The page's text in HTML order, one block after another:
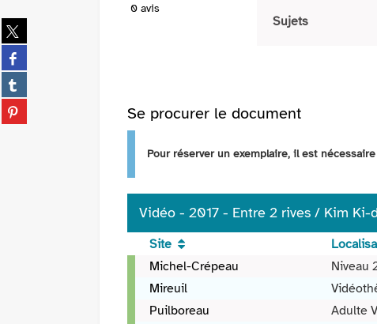
Partager
sur
twitter
(Nouvelle
fenêtre)
Partager
sur
facebook
(Nouvelle
fenêtre)
Partager
sur
tumblr
Partager
sur
0 avis
Sujets
Se procurer le document
Pour réserver un exemplaire, il est
Vidéo - 2017 - Entre 2 rives / Kim Ki-
Vidéo
Site
Michel-Crépeau
Niveau
Mireuil
Puilboreau
Adulte